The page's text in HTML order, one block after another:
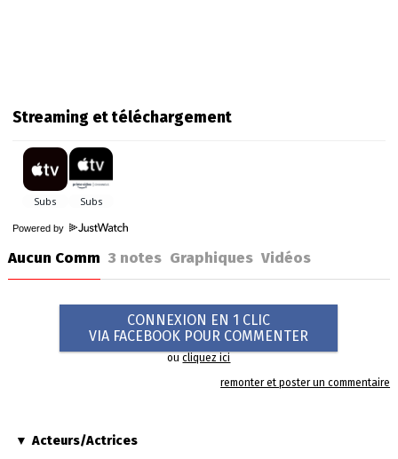
Streaming et téléchargement
Powered by
Aucun Comm 3 notes Graphiques Vidéos
CONNEXION EN 1 CLIC
VIA FACEBOOK POUR COMMENTER
oucliquez ici
remonter et poster un commentaire
Acteurs/Actrices